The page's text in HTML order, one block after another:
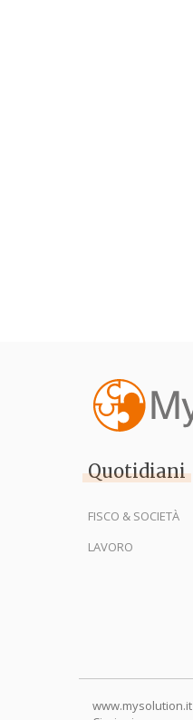
Quotidiani
FISCO & SOCIETÀ
LAVORO